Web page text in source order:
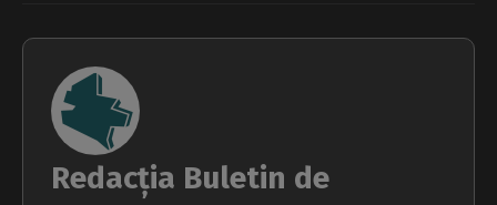
Redacția Buletin de